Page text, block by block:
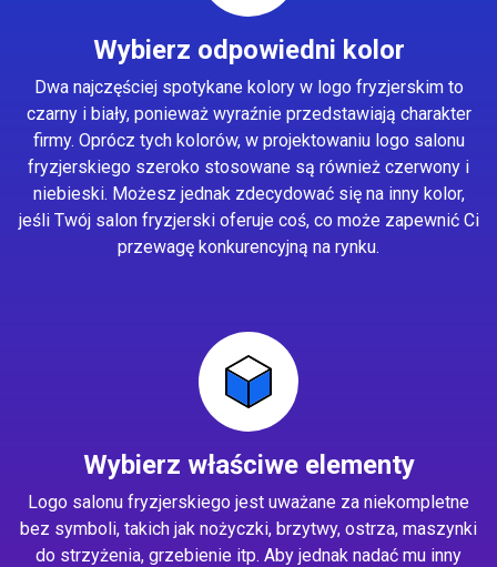
Wybierz odpowiedni kolor
Dwa najczęściej spotykane kolory w logo fryzjerskim to
czarny i biały, ponieważ wyraźnie przedstawiają charakter
firmy. Oprócz tych kolorów, w projektowaniu logo salonu
fryzjerskiego szeroko stosowane są również czerwony i
niebieski. Możesz jednak zdecydować się na inny kolor,
jeśli Twój salon fryzjerski oferuje coś, co może zapewnić Ci
przewagę konkurencyjną na rynku.
Wybierz właściwe elementy
Logo salonu fryzjerskiego jest uważane za niekompletne
bez symboli, takich jak nożyczki, brzytwy, ostrza, maszynki
do strzyżenia, grzebienie itp. Aby jednak nadać mu inny